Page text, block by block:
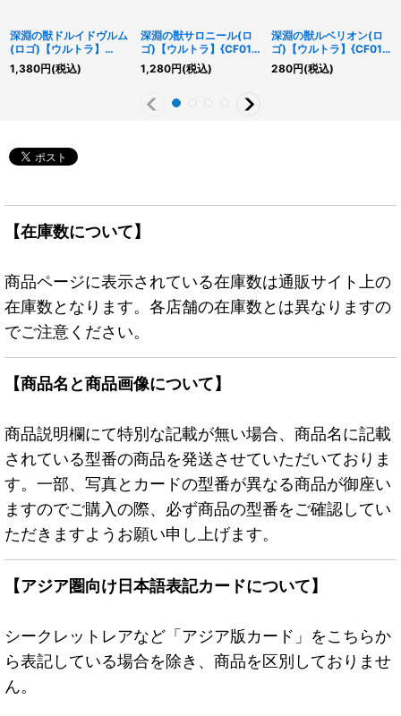
深淵の獣ドルイドヴルム
(ロゴ)【ウルトラ】
{CF01-JP140}《モンス
ター》
1,380円(税込)
深淵の獣サロニール(ロ
ゴ)【ウルトラ】{CF01-
JP139}《モンスター》
1,280円(税込)
深淵の獣ルベリオン(ロ
ゴ)【ウルトラ】{CF01-
JP147}《モンスター》
280円(税込)
【在庫数について】
商品ページに表示されている在庫数は通販サイト上の
在庫数となります。各店舗の在庫数とは異なりますの
でご注意ください。
【商品名と商品画像について】
商品説明欄にて特別な記載が無い場合、商品名に記載
されている型番の商品を発送させていただいておりま
す。一部、写真とカードの型番が異なる商品が御座い
ますのでご購入の際、必ず商品の型番をご確認してい
ただきますようお願い申し上げます。
【アジア圏向け日本語表記カードについて】
シークレットレアなど「アジア版カード」をこちらか
ら表記している場合を除き、商品を区別しておりませ
ん。